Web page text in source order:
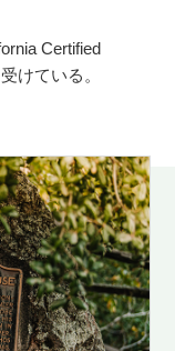
Certified
けている。